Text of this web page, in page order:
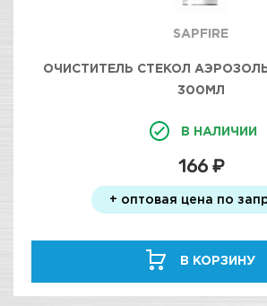
SAPFIRE
ОЧИСТИТЕЛЬ СТЕКОЛ
300МЛ
В НАЛИЧИИ
166 ₽
+ оптовая цена по
В КОРЗИНУ